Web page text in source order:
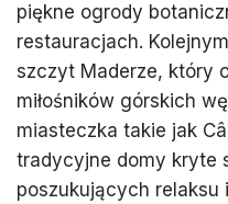
piękne ogrody
restauracjach.
szczyt Maderze, który
miłośników górskich
miasteczka takie jak
tradycyjne domy kryte
poszukujących relaksu